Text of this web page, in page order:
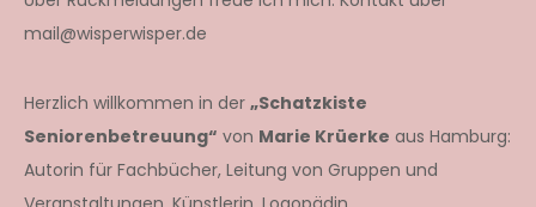
mail@wisperwisper.de
Herzlich willkommen in der „Schatzkiste
Seniorenbetreuung“ von Marie Krüerke aus Hamburg:
Autorin für Fachbücher, Leitung von Gruppen und